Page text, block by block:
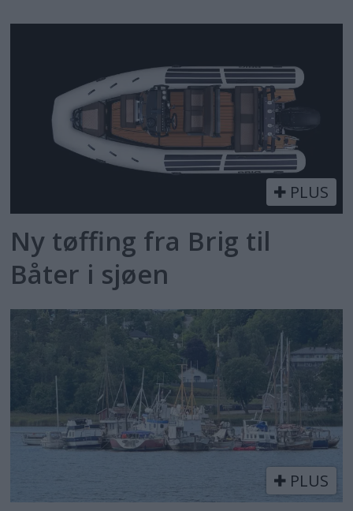
PLUS
Ny tøffing fra Brig til
Båter i sjøen
PLUS